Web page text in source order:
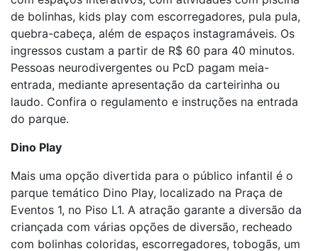
de bolinhas, kids play com escorregadores, pula pula,
quebra-cabeça, além de espaços instagramáveis. Os
ingressos custam a partir de R$ 60 para 40 minutos.
Pessoas neurodivergentes ou PcD pagam meia-
entrada, mediante apresentação da carteirinha ou
laudo. Confira o regulamento e instruções na entrada
do parque.
Dino Play
Mais uma opção divertida para o público infantil é o
parque temático Dino Play, localizado na Praça de
Eventos 1, no Piso L1. A atração garante a diversão da
criançada com várias opções de diversão, recheado
com bolinhas coloridas, escorregadores, tobogãs, um